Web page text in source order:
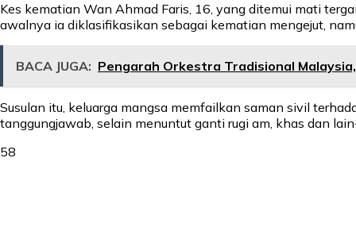
Kes kematian Wan Ahmad Faris, 16, yang ditemui mati
awalnya ia diklasifikasikan sebagai kematian mengejut,
BACA JUGA: Pengarah Orkestra Tradisional
Susulan itu, keluarga mangsa memfailkan saman sivil
tanggungjawab, selain menuntut ganti rugi am, khas dan
58